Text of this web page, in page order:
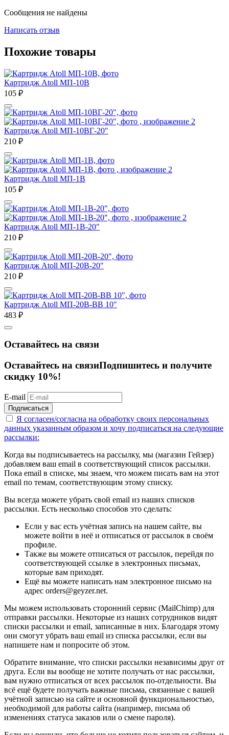
Сообщения не найдены
Написать отзыв
Похожие товары
Картридж Atoll МП-10В
105 ₽
Картридж Atoll МП-10ВГ-20"
210 ₽
Картридж Atoll МП-1В
105 ₽
Картридж Atoll МП-1В-20"
210 ₽
Картридж Atoll МП-20В-20"
210 ₽
Картридж Atoll МП-20В-ВВ 10"
483 ₽
Оставайтесь на связи
Оставайтесь на связиПодпишитесь и получите
скидку 10%!
E-mail
Подписаться
Я согласен/согласна на обработку своих персональных
данных указанным образом и хочу подписаться на следующие
рассылки:
Когда вы подписываетесь на рассылку, мы (магазин Гейзер)
добавляем ваш email в соответствующий список рассылки.
Пока email в списке, мы знаем, что можем писать вам на этот
email по темам, соответствующим этому списку.
Вы всегда можете убрать свой email из наших списков
рассылки. Есть несколько способов это сделать:
Если у вас есть учётная запись на нашем сайте, вы
можете войти в неё и отписаться от рассылок в своём
профиле.
Также вы можете отписаться от рассылок, перейдя по
соответствующей ссылке в электронных письмах,
которые вам приходят.
Ещё вы можете написать нам электронное письмо на
адрес orders@geyzer.net.
Мы можем использовать сторонний сервис (MailChimp) для
отправки рассылки. Некоторые из наших сотрудников видят
списки рассылки и email, записанные в них. Благодаря этому
они смогут убрать ваш email из списка рассылки, если вы
напишете нам и попросите об этом.
Обратите внимание, что списки рассылки независимы друг от
друга. Если вы вообще не хотите получать от нас рассылки,
вам нужно отписаться от всех рассылок по-отдельности. Вы
всё ещё будете получать важные письма, связанные с вашей
учётной записью на сайте и основной функциональностью,
необходимой для работы сайта (например, письма об
изменениях статуса заказов или о смене пароля).